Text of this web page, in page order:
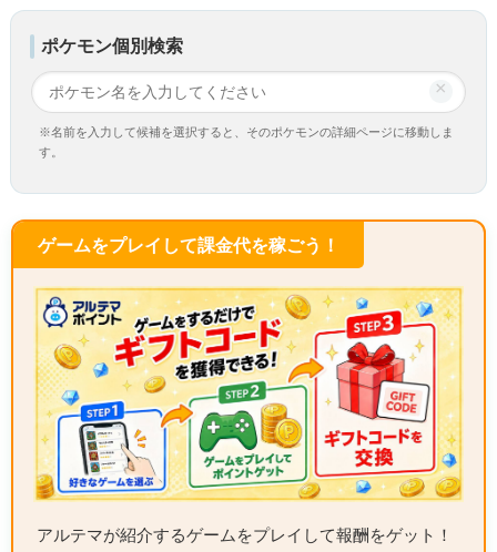
ポケモン個別検索
×
※名前を入力して候補を選択すると、そのポケモンの詳細ページに移動しま
す。
ゲームをプレイして課金代を稼ごう！
アルテマが紹介するゲームをプレイして報酬をゲット！